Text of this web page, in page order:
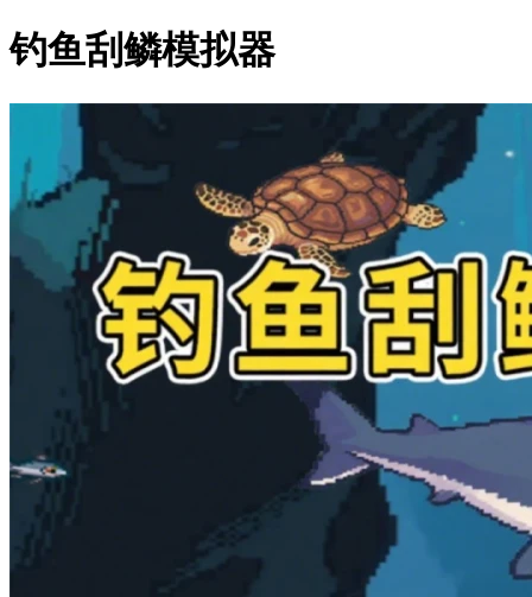
钓鱼刮鳞模拟器